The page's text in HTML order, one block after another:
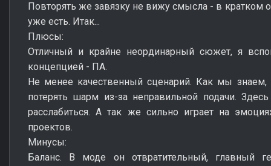
Повторять же завязку не вижу смысла - в кратком
уже есть. Итак...
Плюсы:
Отличный и крайне неординарный сюжет, я
концепцией - ПА.
Не менее качественный сценарий. Как мы
потерять шарм из-за неправильной подачи.
расслабиться. А так же сильно играет на
проектов.
Минусы:
Баланс. В моде он отвратительный, главный